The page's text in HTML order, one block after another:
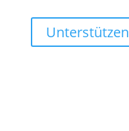
Unterstützen